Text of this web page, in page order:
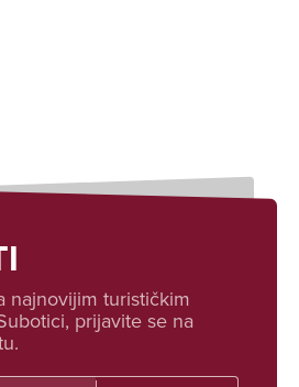
najnovijim turističkim
prijavite se na